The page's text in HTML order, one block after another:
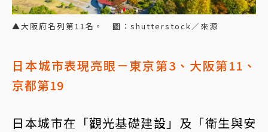
▲大阪府名列第11名。 圖：shutterstock／來源
日本城市表現亮眼－東京第3、大阪第11、
京都第19
日本城市在「觀光基礎建設」及「衛生與安